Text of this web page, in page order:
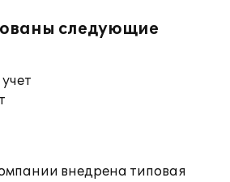
следующие
внедрена типовая